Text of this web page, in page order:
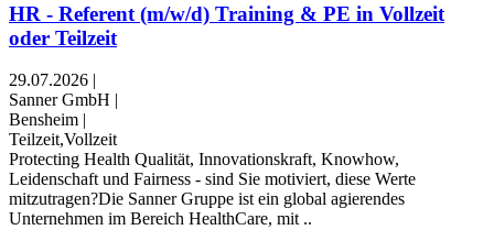
HR - Referent (m/w/d) Training & PE in Vollzeit
oder Teilzeit
29.07.2026
Sanner GmbH
Bensheim
Teilzeit,Vollzeit
Protecting Health Qualität, Innovationskraft, Knowhow,
Leidenschaft und Fairness - sind Sie motiviert, diese Werte
mitzutragen?Die Sanner Gruppe ist ein global agierendes
Unternehmen im Bereich HealthCare, mit ..